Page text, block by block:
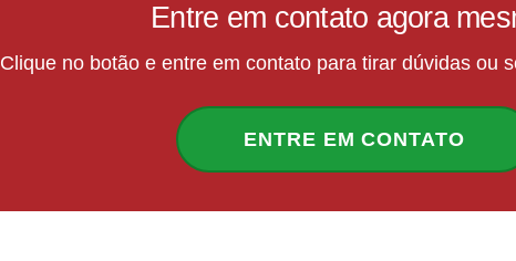
Entre em contato agora
Clique no botão e entre em contato para tirar dúvidas ou
ENTRE EM CONTATO